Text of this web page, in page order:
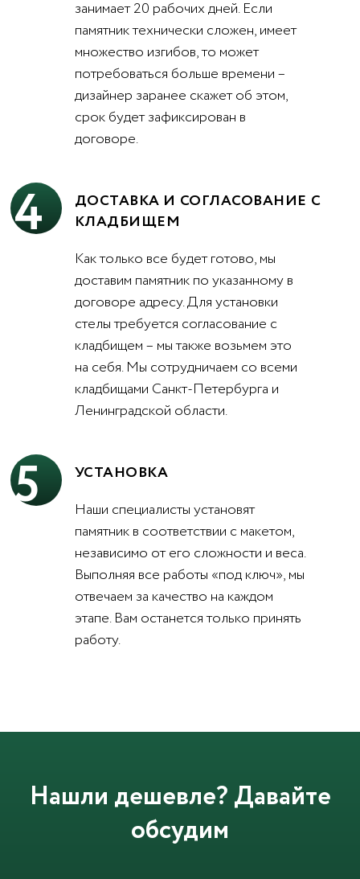
занимает 20 рабочих дней. Если
памятник технически сложен, имеет
множество изгибов, то может
потребоваться больше времени –
дизайнер заранее скажет об этом,
срок будет зафиксирован в
договоре.
4
ДОСТАВКА И СОГЛАСОВАНИЕ С
КЛАДБИЩЕМ
Как только все будет готово, мы
доставим памятник по указанному в
договоре адресу. Для установки
стелы требуется согласование с
кладбищем – мы также возьмем это
на себя. Мы сотрудничаем со всеми
кладбищами Санкт-Петербурга и
Ленинградской области.
5
УСТАНОВКА
Наши специалисты установят
памятник в соответствии с макетом,
независимо от его сложности и веса.
Выполняя все работы «под ключ», мы
отвечаем за качество на каждом
этапе. Вам останется только принять
работу.
Нашли дешевле? Давайте
обсудим